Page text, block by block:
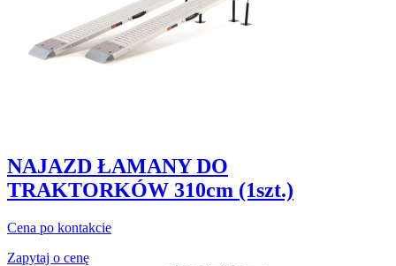
NAJAZD ŁAMANY DO
TRAKTORKÓW 310cm (1szt.)
Cena po kontakcie
Zapytaj o cenę